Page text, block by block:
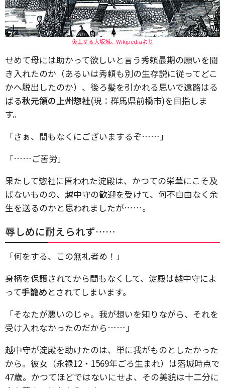
炎上する大坂城。Wikipediaより
せめて母には助かって欲しいと言う秀頼最期の願いを聞
き入れたのか（あるいは秀頼も別の生存説に従ってどこ
かへ脱出したのか）、後ろ髪を引かれる思いで遠路はる
ばる秋元領の上州惣社(現：群馬県前橋市)を目指しま
す。
「さぁ、間もなくにございまするぞ……」
「……ご苦労」
果たして惣社に匿われた淀殿は、かつての栄華にこそ及
ばないものの、越中守の歓迎を受けて、何不自由なく余
生を送るのかと思われましたが……。
辱しめに耐えられず……
「何をする、この無礼者め！」
身柄を保護されてから間もなくして、淀殿は越中守によ
って手籠めとされてしまいます。
「そなたが悪いのじゃ。我が想いを知りながら、それを
受け入れなかったのだから……」
越中守が淀殿を助けたのは、単に我がものとしたかった
から。彼女（永禄12・1569年ごろ生まれ）は落城時点で
47歳。かつてほどではないにせよ、その美貌は十二分に